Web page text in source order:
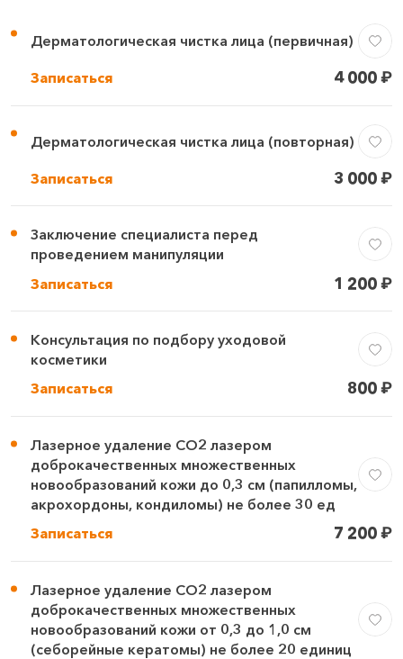
Дерматологическая чистка лица (первичная)
4 000₽
Записаться
Дерматологическая чистка лица (повторная)
3 000₽
Записаться
Заключение специалиста перед
проведением манипуляции
1 200₽
Записаться
Консультация по подбору уходовой
косметики
800₽
Записаться
Лазерное удаление СО2 лазером
доброкачественных множественных
новообразований кожи до 0,3 см (папилломы,
акрохордоны, кондиломы) не более 30 ед
7 200₽
Записаться
Лазерное удаление СО2 лазером
доброкачественных множественных
новообразований кожи от 0,3 до 1,0 см
(себорейные кератомы) не более 20 единиц